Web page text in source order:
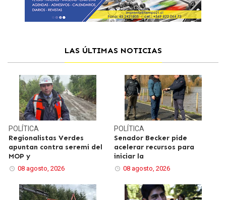
LAS ÚLTIMAS NOTICIAS
POLÍTICA
Regionalistas Verdes
apuntan contra seremi del
MOP y
08 agosto, 2026
POLÍTICA
Senador Becker pide
acelerar recursos para
iniciar la
08 agosto, 2026